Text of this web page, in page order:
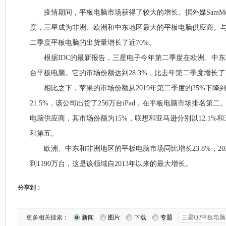
疫情期间，平板电脑市场获得了较大的增长。据外媒
度，三星成为非洲、欧洲和中东地区最大的平板电脑供应商。
二季度平板电脑的出货量增长了近70%。
根据IDC的最新报告，三星电子今年第二季度在欧洲、中东
台平板电脑。它的市场份额达到28.3%，比去年第二季度增长了
相比之下，苹果的市场份额从2019年第二季度的25%下降到
21.5%，该公司出货了256万台iPad，在平板电脑市场排名第二
电脑供应商，其市场份额为15%，联想和亚马逊分别以12.1%
和第五。
欧洲、中东和非洲地区的平板电脑市场同比增长23.8%，
到1190万台，这是该领域自2013年以来的最大增长。
分享到：
更多相关搜索： 新闻 图片 下载 专题